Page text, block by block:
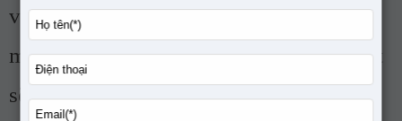
vì lớp Filler sẽ che mờ bớt lượng mạch
máu thâm đen ở dưới phần sau, bọng mắt
sẽ trắng sáng hơn. Ngoài ra, chất HA sau